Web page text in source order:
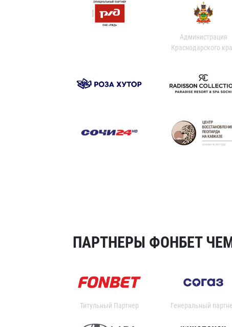
Администрация
Краснодарского
ПАРТНЕРЫ ФОНБЕТ
Титульный Партнер Генеральный